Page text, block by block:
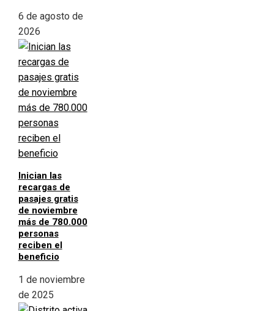
6 de agosto de
2026
Inician las
recargas de
pasajes gratis
de noviembre
más de 780.000
personas
reciben el
beneficio
1 de noviembre
de 2025